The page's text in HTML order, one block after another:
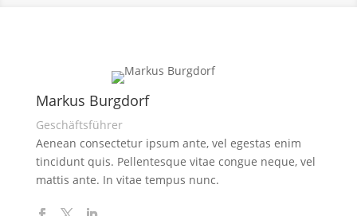
Markus Burgdorf
Geschäftsführer
Aenean consectetur ipsum ante, vel egestas enim
tincidunt quis. Pellentesque vitae congue neque, vel
mattis ante. In vitae tempus nunc.